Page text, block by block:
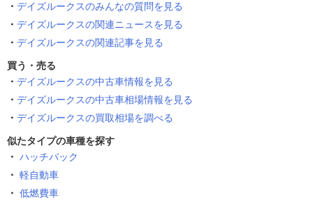
デイズルークスのみんなの質問を見る
デイズルークスの関連ニュースを見る
デイズルークスの関連記事を見る
買う・売る
デイズルークスの中古車情報を見る
デイズルークスの中古車相場情報を見る
デイズルークスの買取相場を調べる
似たタイプの車種を探す
ハッチバック
軽自動車
低燃費車